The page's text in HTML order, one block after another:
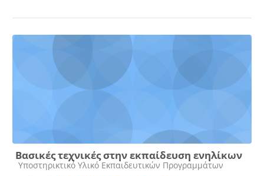
Βασικές τεχνικές στην εκπαίδευση ενηλίκων
Kategorija kursa
Υποστηρικτικό Υλικό Εκπαιδευτικών Προγραμμάτων